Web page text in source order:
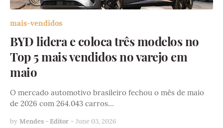
mais-vendidos
BYD lidera e coloca três modelos no
Top 5 mais vendidos no varejo em
maio
O mercado automotivo brasileiro fechou o mês de maio
de 2026 com 264.043 carros…
by Mendes - Editor - June 03, 2026